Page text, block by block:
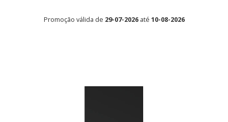
Promoção válida de 29-07-2026até 10-08-2026